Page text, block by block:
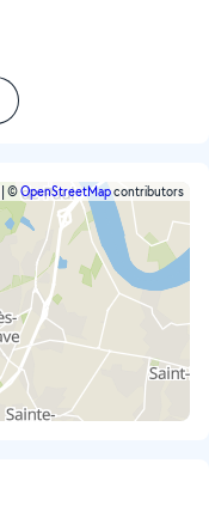
©OpenStreetMapcontributors